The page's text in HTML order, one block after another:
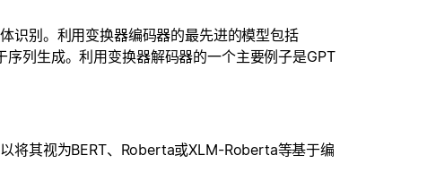
识别。利用变换器编码器的最先进的模型包括
列生成。利用变换器解码器的一个主要例子是GPT
将其视为BERT、Roberta或XLM-Roberta等基于编